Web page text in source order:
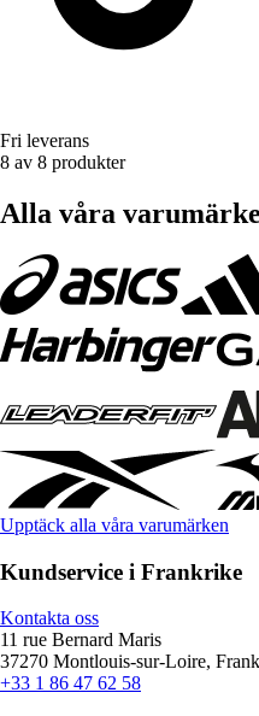
Fri leverans
8 av 8 produkter
Alla våra
Upptäck alla våra varumärken
Kundservice i Frankrike
Kontakta oss
11 rue Bernard Maris
37270 Montlouis-sur-Loire,
+33 1 86 47 62 58